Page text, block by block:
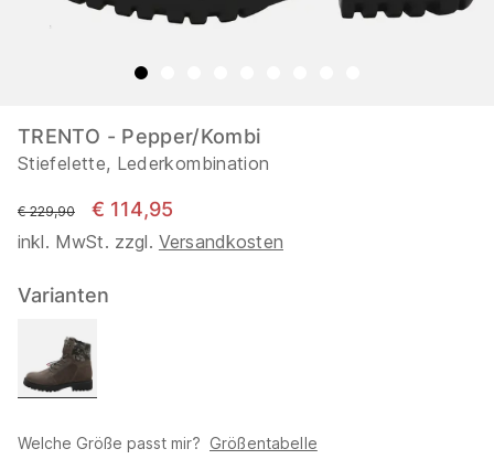
TRENTO - Pepper/Kombi
Stiefelette, Lederkombination
statt
€ 229,90 € 114,95
inkl. MwSt. zzgl. Versandkosten
Varianten
Welche Größe passt mir? Größentabelle